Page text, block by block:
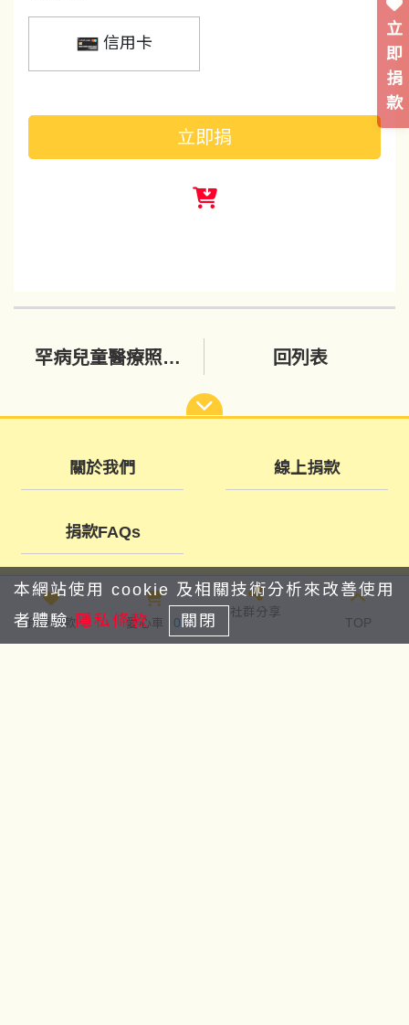
信用卡
立即捐
罕病兒童醫療照護計畫 (單次捐款/定期定額) 回列表
立
即
捐
款
關於我們 線上捐款
捐款FAQs
我要捐款 愛心車 0
社群分享
TOP
本網站使用 cookie 及相關技術分析來改善使用
者體驗 隱私條款 關閉